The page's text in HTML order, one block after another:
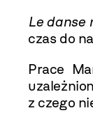
Le danse
czas do
Prace
z czego